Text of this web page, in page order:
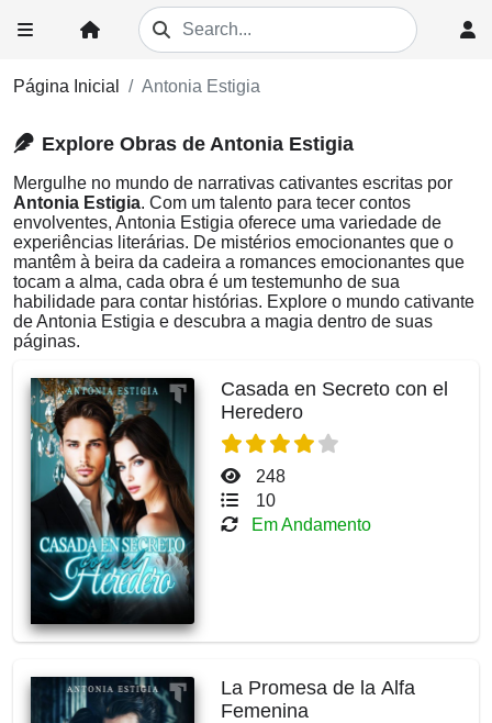
Página Inicial Antonia Estigia
Explore Obras de Antonia Estigia
Mergulhe no mundo de narrativas cativantes escritas por
Antonia Estigia. Com um talento para tecer contos
envolventes, Antonia Estigia oferece uma variedade de
experiências literárias. De mistérios emocionantes que o
mantêm à beira da cadeira a romances emocionantes que
tocam a alma, cada obra é um testemunho de sua
habilidade para contar histórias. Explore o mundo cativante
de Antonia Estigia e descubra a magia dentro de suas
páginas.
Casada en Secreto con el
Heredero
248
10
Em Andamento
La Promesa de la Alfa
Femenina